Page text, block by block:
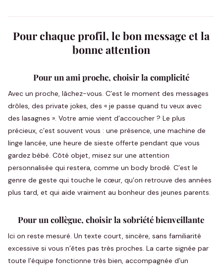
Pour chaque profil, le bon message et la
bonne attention
Pour un ami proche, choisir la complicité
Avec un proche, lâchez-vous. C’est le moment des messages
drôles, des private jokes, des « je passe quand tu veux avec
des lasagnes ». Votre amie vient d’accoucher ? Le plus
précieux, c’est souvent vous : une présence, une machine de
linge lancée, une heure de sieste offerte pendant que vous
gardez bébé. Côté objet, misez sur une attention
personnalisée qui restera, comme un body brodé. C’est le
genre de geste qui touche le cœur, qu’on retrouve des années
plus tard, et qui aide vraiment au bonheur des jeunes parents.
Pour un collègue, choisir la sobriété bienveillante
Ici on reste mesuré. Un texte court, sincère, sans familiarité
excessive si vous n’êtes pas très proches. La carte signée par
toute l’équipe fonctionne très bien, accompagnée d’un